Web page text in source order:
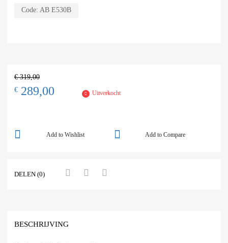
Code: AB E530B
€319,00
€ 289,00 Uitverkocht
Add to Compare
Add to Wishlist
DELEN (0)
BESCHRIJVING